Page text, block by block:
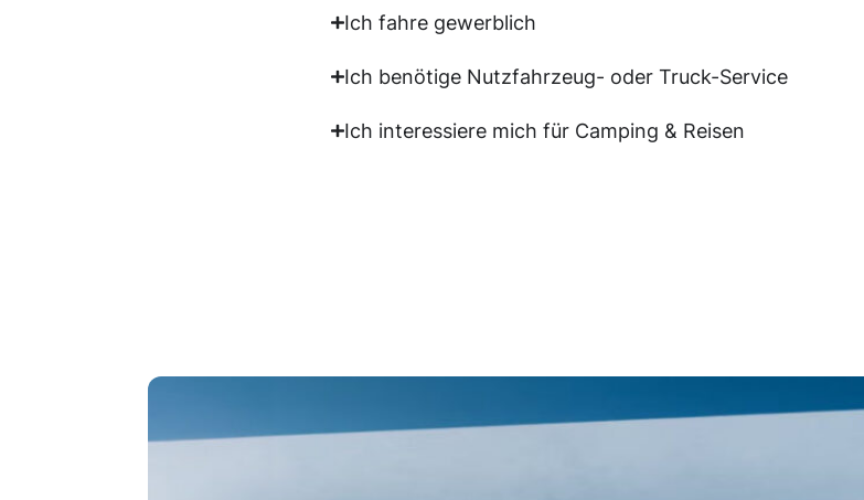
Ich fahre gewerblich
Ich benötige Nutzfahrzeug- oder Truck-Service
Ich interessiere mich für Camping & Reisen